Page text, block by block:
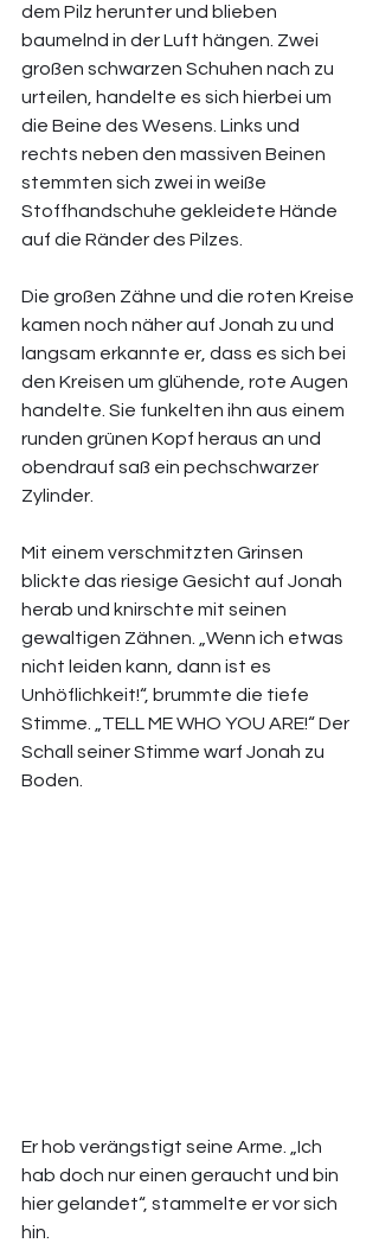
dem Pilz herunter und blieben
baumelnd in der Luft hängen. Zwei
großen schwarzen Schuhen nach zu
urteilen, handelte es sich hierbei um
die Beine des Wesens. Links und
rechts neben den massiven Beinen
stemmten sich zwei in weiße
Stoffhandschuhe gekleidete Hände
auf die Ränder des Pilzes.
Die großen Zähne und die roten Kreise
kamen noch näher auf Jonah zu und
langsam erkannte er, dass es sich bei
den Kreisen um glühende, rote Augen
handelte. Sie funkelten ihn aus einem
runden grünen Kopf heraus an und
obendrauf saß ein pechschwarzer
Zylinder.
Mit einem verschmitzten Grinsen
blickte das riesige Gesicht auf Jonah
herab und knirschte mit seinen
gewaltigen Zähnen. „Wenn ich etwas
nicht leiden kann, dann ist es
Unhöflichkeit!“, brummte die tiefe
Stimme. „TELL ME WHO YOU ARE!“ Der
Schall seiner Stimme warf Jonah zu
Boden.
Er hob verängstigt seine Arme. „Ich
hab doch nur einen geraucht und bin
hier gelandet“, stammelte er vor sich
hin.